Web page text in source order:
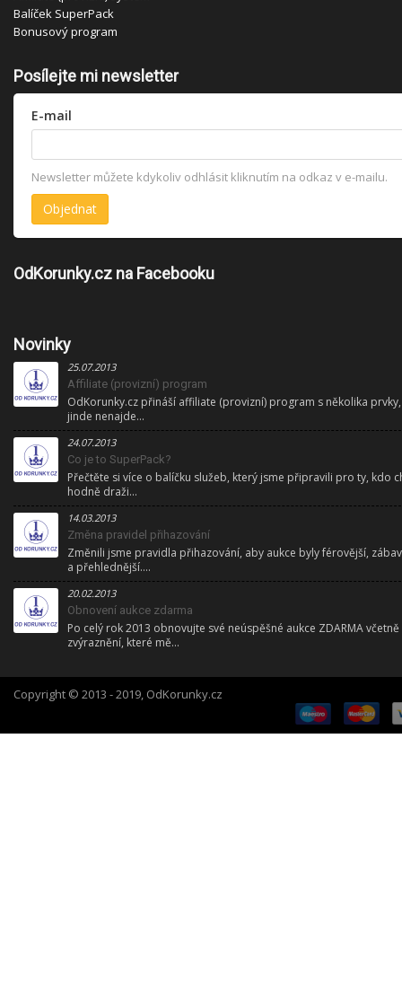
Balíček SuperPack
Bonusový program
Posílejte mi newsletter
E-mail
Newsletter můžete kdykoliv odhlásit kliknutím na odkaz v e-mailu.
OdKorunky.cz na Facebooku
Novinky
25.07.2013
Affiliate (provizní) program
OdKorunky.cz přináší affiliate (provizní) program s několika
jinde nenajde...
24.07.2013
Co je to SuperPack?
Přečtěte si více o balíčku služeb, který jsme připravili pro ty, kdo
hodně draži...
14.03.2013
Změna pravidel přihazování
Změnili jsme pravidla přihazování, aby aukce byly férovější,
a přehlednější....
20.02.2013
Obnovení aukce zdarma
Po celý rok 2013 obnovujte své neúspěšné aukce ZDARMA včetně
zvýraznění, které mě...
Copyright © 2013 - 2019, OdKorunky.cz